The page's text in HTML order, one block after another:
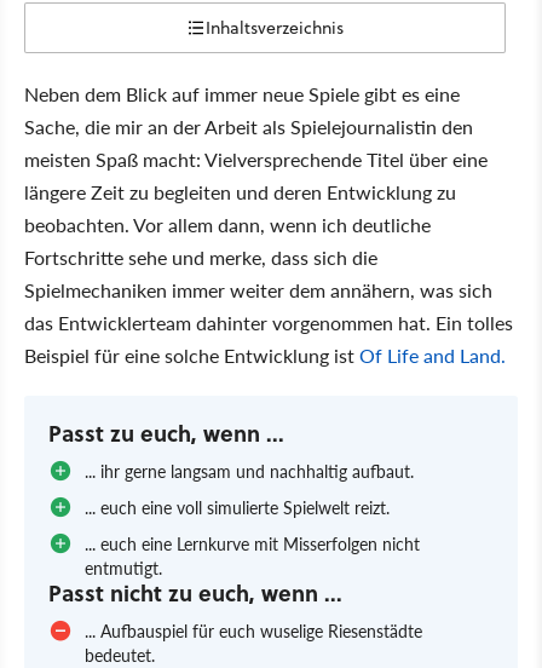
Inhaltsverzeichnis
Neben dem Blick auf immer neue Spiele gibt es eine
Sache, die mir an der Arbeit als Spielejournalistin den
meisten Spaß macht: Vielversprechende Titel über eine
längere Zeit zu begleiten und deren Entwicklung zu
beobachten. Vor allem dann, wenn ich deutliche
Fortschritte sehe und merke, dass sich die
Spielmechaniken immer weiter dem annähern, was sich
das Entwicklerteam dahinter vorgenommen hat. Ein tolles
Beispiel für eine solche Entwicklung istOf Life and Land.
Passt zu euch, wenn ...
... ihr gerne langsam und nachhaltig aufbaut.
... euch eine voll simulierte Spielwelt reizt.
... euch eine Lernkurve mit Misserfolgen nicht
entmutigt.
Passt nicht zu euch, wenn ...
... Aufbauspiel für euch wuselige Riesenstädte
bedeutet.